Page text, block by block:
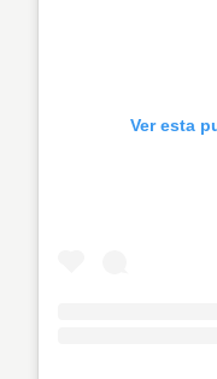
Ver esta